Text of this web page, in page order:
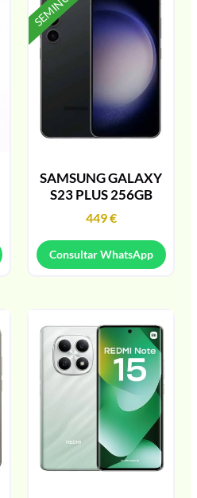
SAMSUNG GALAXY
S23 PLUS 256GB
449€
Consultar WhatsApp